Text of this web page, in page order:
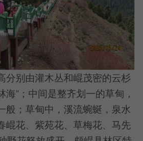
分别由灌木丛和崐茂密的云杉
海”；中间是整齐划一的草甸，
般；草甸中，溪流蜿蜒，泉水
崐花、紫苑花、草梅花、马先